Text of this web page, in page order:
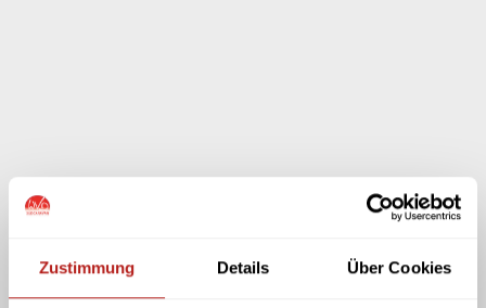
Zustimmung Details Über Cookies